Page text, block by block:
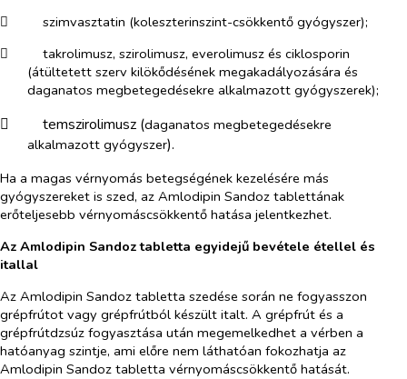
​
szimvasztatin (koleszterinszint-csökkentő gyógyszer);
​
takrolimusz, szirolimusz, everolimusz és ciklosporin
(átültetett szerv kilökődésének megakadályozására és
daganatos megbetegedésekre alkalmazott gyógyszerek);
​ temszirolimusz (daganatos megbetegedésekre
alkalmazott gyógyszer).
Ha a magas vérnyomás betegségének kezelésére más
gyógyszereket is szed, az Amlodipin Sandoz tablettának
erőteljesebb vérnyomáscsökkentő hatása jelentkezhet.
Az Amlodipin Sandoz tabletta egyidejű bevétele étellel és
itallal
Az Amlodipin Sandoz tabletta szedése során ne fogyasszon
grépfrútot vagy grépfrútból készült italt. A grépfrút és a
grépfrútdzsúz fogyasztása után megemelkedhet a vérben a
hatóanyag szintje, ami előre nem láthatóan fokozhatja az
Amlodipin Sandoz tabletta vérnyomáscsökkentő hatását.